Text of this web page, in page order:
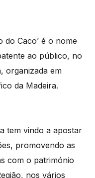
do Caco’ é o nome
ao público, no
organizada em
da Madeira.
tem vindo a apostar
promovendo as
com o património
nos vários